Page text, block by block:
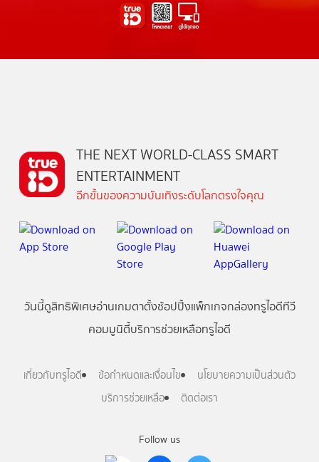
Follow us
THE NEXT WORLD-CLASS SMART
ENTERTAINMENT
อีกขั้นของความบันเทิงระดับโลกตรงใจคุณ
วันนี้ดูสิทธิพิเศษอ่านเกมตาตั้งช้อปปิ้งแพ็กเกจกล่องทรูไอดีทีวี
คอมมูนิตี้บริการช่วยเหลือทรูไอดี
เกี่ยวกับทรูไอดี ข้อกำหนดและเงื่อนไข
นโยบายความเป็นส่วนตัว
บริการช่วยเหลือ
ติดต่อเรา